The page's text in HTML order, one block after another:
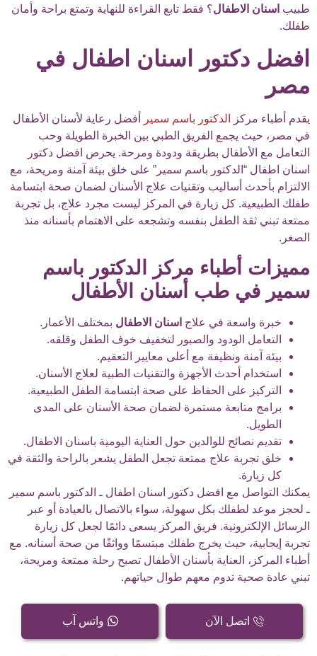
طبيب اسنان الاطفال؟ فقط تابع القراءة للنهاية وتمتع براحة وأمان
طفلك.
افضل دكتور اسنان اطفال في
مصر
يقدم أطباء مركز الدكتور باسم سمير
أفضل رعاية لأسنان الأطفال
في مصر، حيث يجمع الفريق الطبي بين الخبرة الطويلة وحب
التعامل مع الأطفال بطريقة ودودة ومرحة. يحرص افضل دكتور
اسنان اطفال “الدكتور باسم سمير” على خلق بيئة آمنة ومريحة، مع
الالتزام بأحدث أساليب وتقنيات علاج الأسنان لضمان صحة ابتسامة
طفلك الطبيعية. كل زيارة في المركز ليست مجرد علاج، بل تجربة
ممتعة تبني ثقة الطفل بنفسه وتشجعه على الاهتمام بأسنانه منذ
الصغر.
مميزات أطباء مركز الدكتور باسم
سمير في طب أسنان الأطفال
خبرة واسعة في علاج اسنان الاطفال بمختلف الأعمار.
التعامل الودود والصبور لتخفيف خوف الطفل وقلقه.
بيئة آمنة ونظيفة مع أعلى معايير التعقيم.
استخدام أحدث الأجهزة والتقنيات الطبية لعلاج الأسنان.
التركيز على الحفاظ على صحة ابتسامة الطفل الطبيعية.
برامج متابعة مستمرة لضمان صحة الأسنان على المدى
الطويل.
تقديم نصائح للوالدين حول العناية اليومية باسنان الاطفال.
خلق تجربة علاج ممتعة تجعل الطفل يشعر بالراحة والثقة في
كل زيارة.
يمكنك التواصل مع افضل دكتور اسنان اطفال ـ الدكتور باسم سمير
ـ لحجز موعد لطفلك بكل سهولة، سواء بالاتصال بالعيادة أو عبر
الرسائل الإلكترونية. فريق المركز يسعى دائمًا لجعل كل زيارة
تجربة إيجابية، حيث يخرج طفلك مبتسمًا وواثقًا من صحة أسنانه. مع
أطباء المركز، العناية بأسنان الأطفال تصبح رحلة ممتعة ومريحة،
تبني عادة صحية تدوم معهم طوال حياتهم.
اتصل الآن واتس آب